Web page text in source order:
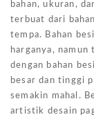
bahan, ukuran,
terbuat dari
tempa. Bahan
harganya,
dengan bahan
besar dan tinggi
semakin mahal.
artistik desain